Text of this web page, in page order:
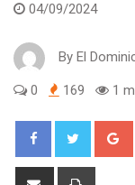
04/09/2024
By El
0 169 1
Share